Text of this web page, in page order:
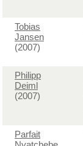
Tobias
Jansen
(2007)
Philipp
Deiml
(2007)
Parfait